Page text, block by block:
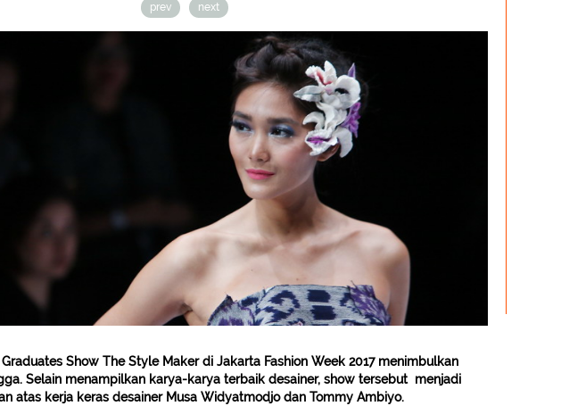
prev next
Graduates Show The Style Maker di Jakarta Fashion Week 2017 menimbulkan
Selain menampilkan karya-karya terbaik desainer, show tersebut menjadi
atas kerja keras desainer Musa Widyatmodjo dan Tommy Ambiyo.